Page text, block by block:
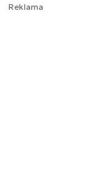
Reklama